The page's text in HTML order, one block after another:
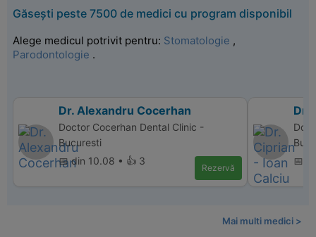
Găsești peste 7500 de medici cu program disponibil
Alege medicul potrivit pentru: Stomatologie ,
Parodontologie .
Dr. Alexandru Cocerhan
Doctor Cocerhan Dental Clinic -
Bucuresti
📅 din 10.08 • 👍 3
Rezervă
Dr.
📅
Mai multi medici >